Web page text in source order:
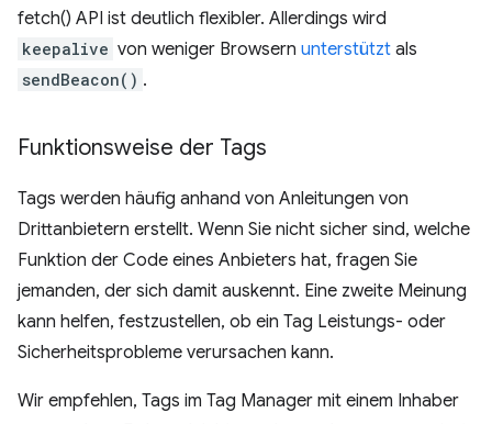
fetch() API ist deutlich flexibler. Allerdings wird
keepalive von weniger Browsern unterstützt als
sendBeacon() .
Funktionsweise der Tags
Tags werden häufig anhand von Anleitungen von
Drittanbietern erstellt. Wenn Sie nicht sicher sind, welche
Funktion der Code eines Anbieters hat, fragen Sie
jemanden, der sich damit auskennt. Eine zweite Meinung
kann helfen, festzustellen, ob ein Tag Leistungs- oder
Sicherheitsprobleme verursachen kann.
Wir empfehlen, Tags im Tag Manager mit einem Inhaber